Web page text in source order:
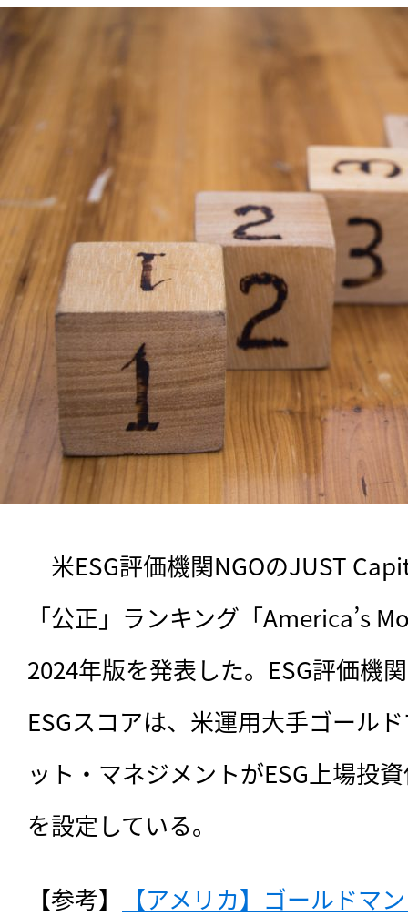
米ESG評価機関NGOのJUST
「公正」ランキング「America’s
2024年版を発表した。ESG評価機
ESGスコアは、米運用大手ゴール
ット・マネジメントがESG上場投
を設定している。
【参考】
【アメリカ】ゴールドマ